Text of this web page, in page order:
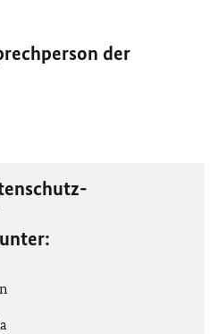
der